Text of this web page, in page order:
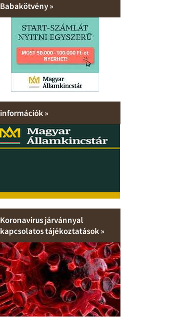
Babakötvény »
információk »
Koronavírus járvánnyal
kapcsolatos tájékoztatások »